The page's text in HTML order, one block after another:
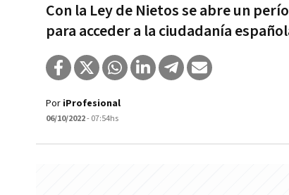
Con la Ley de Nietos se abre un
para acceder a la ciudadanía
Por iProfesional
06/10/2022- 07:54hs